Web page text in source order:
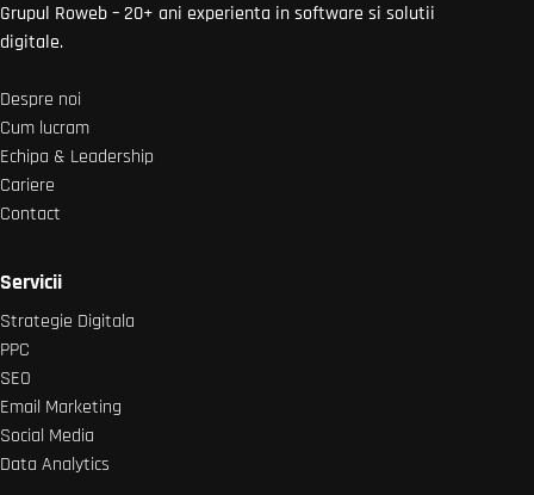
Grupul Roweb – 20+ ani experienta in software si solutii
digitale.
Despre noi
Cum lucram
Echipa & Leadership
Cariere
Contact
Servicii
Strategie Digitala
PPC
SEO
Email Marketing
Social Media
Data Analytics